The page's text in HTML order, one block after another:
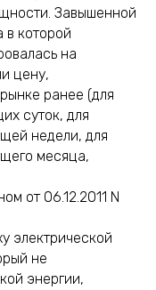
Завышенной
в которой
на
цену,
ранее (для
суток, для
недели, для
месяца,
от 06.12.2011 N
электрической
не
энергии,